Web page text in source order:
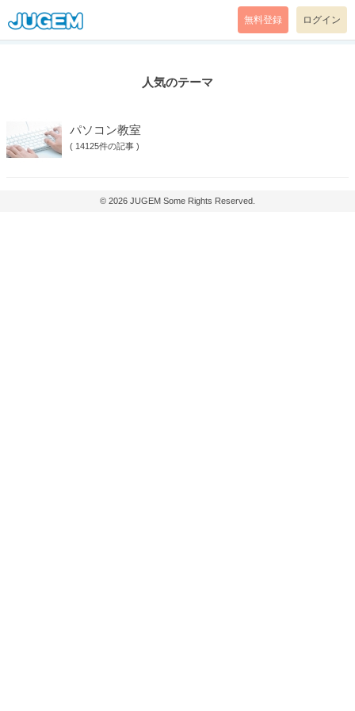
無料登録 ログイン
人気のテーマ
パソコン教室
( 14125件の記事 )
© 2026 JUGEM Some Rights Reserved.